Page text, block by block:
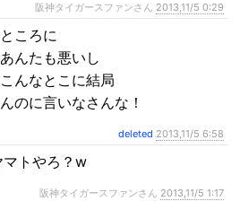
阪神タイガースファンさん 2013,11/5 0:29
ころに
んたも悪いし
んなとこに結局
のに言いなさんな！
deleted 2013,11/5 6:58
トやろ？w
阪神タイガースファンさん 2013,11/5 1:17